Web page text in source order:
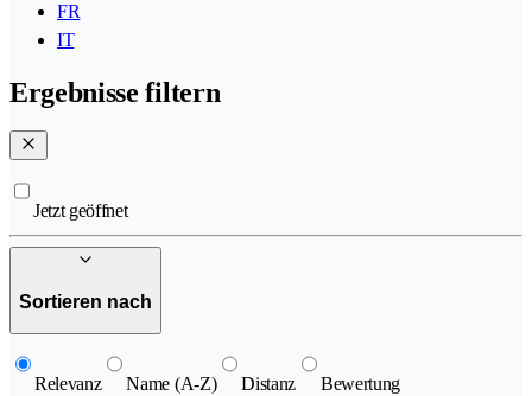
FR
IT
Ergebnisse filtern
Jetzt geöffnet
Sortieren nach
Relevanz Name (A-Z) Distanz Bewertung